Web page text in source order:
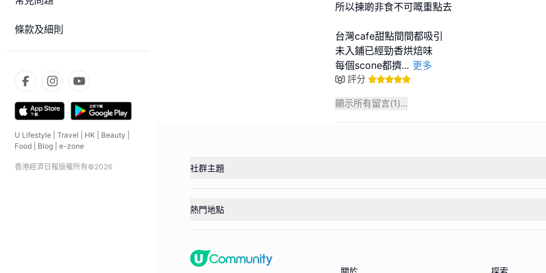
條款及細則
U Lifestyle Travel HK Beauty
Food
Blog e-zone
香港經濟日報版權所有©2026
所以揀啲非食不可嘅重點去
台灣cafe甜點間間都吸引
未入鋪已經勁香烘焙味
每個scone都擠... 更多
評分
顯示所有留言(1)...
社群主題
熱門地點
關於 探索